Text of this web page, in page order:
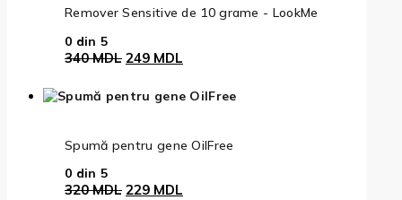
la
Remover Sensitive de 10 grame - LookMe
0 din 5
340MDL Prețul
a
249 MDL
este:
Spumă pentru gene OilFree
0 din 5
320MDL Prețul
229 MDL